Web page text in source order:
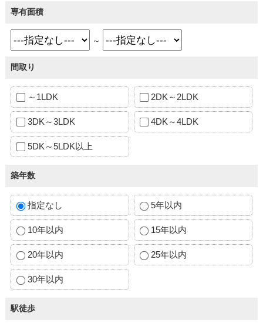
専有面積
～
間取り
～1LDK 2DK～2LDK
3DK～3LDK 4DK～4LDK
5DK～5LDK以上
築年数
指定なし 5年以内
10年以内 15年以内
20年以内 25年以内
30年以内
駅徒歩